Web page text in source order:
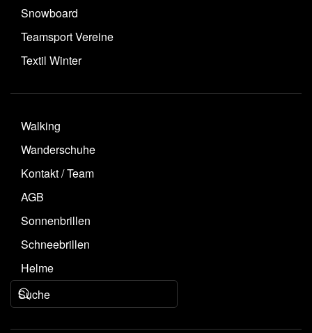
Snowboard
Teamsport Vereine
Textil Winter
Walking
Wanderschuhe
Kontakt / Team
AGB
Sonnenbrillen
Schneebrillen
Helme